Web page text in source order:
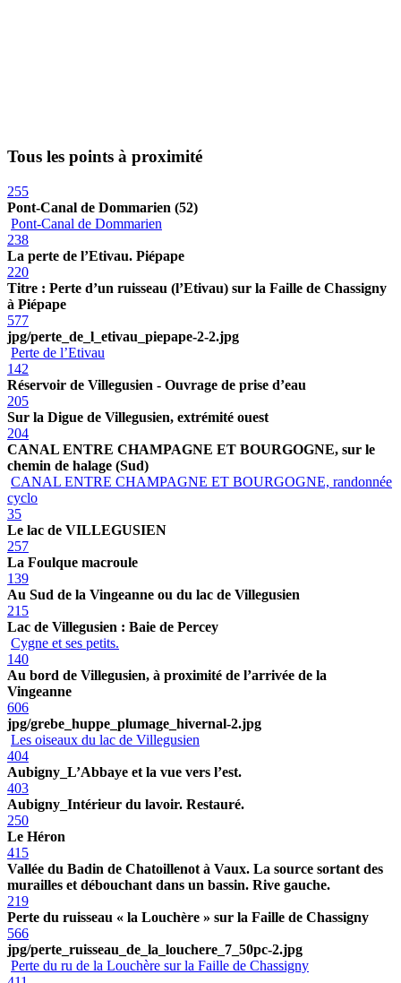
Tous les points à proximité
255
Pont-Canal de Dommarien (52)
Pont-Canal de Dommarien
238
La perte de l’Etivau. Piépape
220
Titre : Perte d’un ruisseau (l’Etivau) sur la Faille de Chassigny
à Piépape
577
jpg/perte_de_l_etivau_piepape-2-2.jpg
Perte de l’Etivau
142
Réservoir de Villegusien - Ouvrage de prise d’eau
205
Sur la Digue de Villegusien, extrémité ouest
204
CANAL ENTRE CHAMPAGNE ET BOURGOGNE, sur le
chemin de halage (Sud)
CANAL ENTRE CHAMPAGNE ET BOURGOGNE, randonnée
cyclo
35
Le lac de VILLEGUSIEN
257
La Foulque macroule
139
Au Sud de la Vingeanne ou du lac de Villegusien
215
Lac de Villegusien : Baie de Percey
Cygne et ses petits.
140
Au bord de Villegusien, à proximité de l’arrivée de la
Vingeanne
606
jpg/grebe_huppe_plumage_hivernal-2.jpg
Les oiseaux du lac de Villegusien
404
Aubigny_L’Abbaye et la vue vers l’est.
403
Aubigny_Intérieur du lavoir. Restauré.
250
Le Héron
415
Vallée du Badin de Chatoillenot à Vaux. La source sortant des
murailles et débouchant dans un bassin. Rive gauche.
219
Perte du ruisseau « la Louchère » sur la Faille de Chassigny
566
jpg/perte_ruisseau_de_la_louchere_7_50pc-2.jpg
Perte du ru de la Louchère sur la Faille de Chassigny